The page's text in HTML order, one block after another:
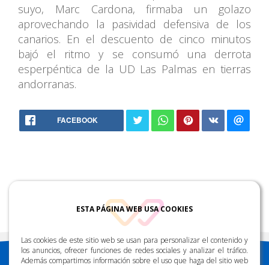
ESTA PÁGINA WEB USA COOKIES
Las cookies de este sitio web se usan para personalizar el contenido y
los anuncios, ofrecer funciones de redes sociales y analizar el tráfico.
Además compartimos información sobre el uso que haga del sitio web
suyo, Marc Cardona, firmaba un golazo
aprovechando la pasividad defensiva de los
canarios. En el descuento de cinco minutos
bajó el ritmo y se consumó una derrota
esperpéntica de la UD Las Palmas en tierras
andorranas.
FACEBOOK
88.2 FM